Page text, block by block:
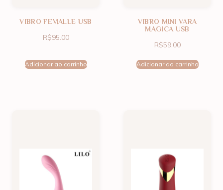
VIBRO FEMALLE USB
R$95.00
Adicionar ao carrinho
VIBRO MINI VARA
MAGICA USB
R$59.00
Adicionar ao carrinho